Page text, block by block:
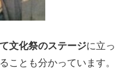
文化祭のステージに立っ
ことも分かっています。